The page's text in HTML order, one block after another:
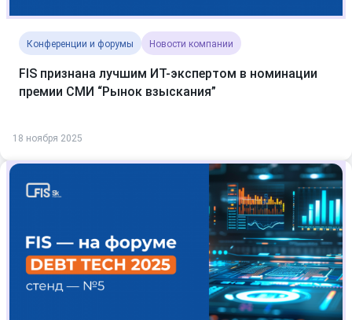
Конференции и форумы Новости компании
FIS признана лучшим ИТ-экспертом в номинации
премии СМИ “Рынок взыскания”
18 ноября 2025